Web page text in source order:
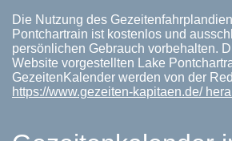
Die Nutzung des
Pontchartrain ist kostenlos und
persönlichen Gebrauch vorbehalten.
Website vorgestellten Lake
GezeitenKalender werden von der
https://www.gezeiten-kapitaen.de/